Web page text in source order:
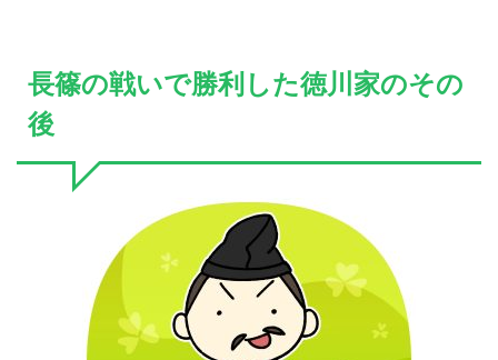
長篠の戦いで勝利した徳川家のその
後